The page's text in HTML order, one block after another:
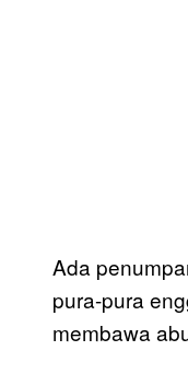
Ada
pura-pura
membawa